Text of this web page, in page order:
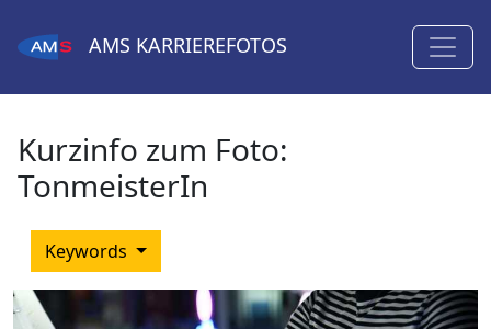
AMS KARRIEREFOTOS
Kurzinfo zum Foto:
TonmeisterIn
Keywords